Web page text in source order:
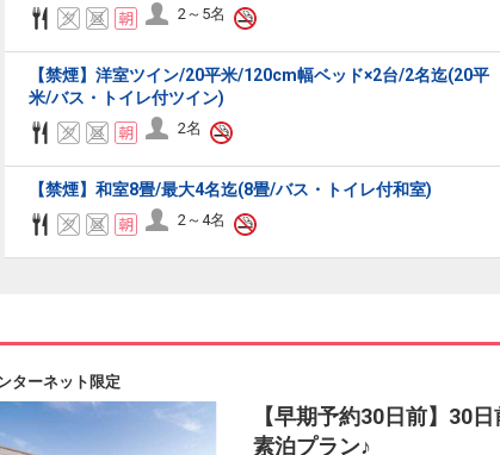
2～5名
【禁煙】洋室ツイン/20平米/120cm幅ベッド×2台/2名迄(20平
米/バス・トイレ付ツイン)
2名
【禁煙】和室8畳/最大4名迄(8畳/バス・トイレ付和室)
2～4名
ターネット限定
【早期予約30日前】30
素泊プラン♪
・ホテルなど宿泊施設での現地支払いにはご利用いただけません。